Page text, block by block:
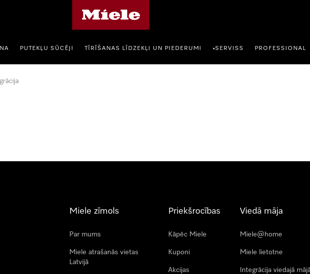
PUTEKĻU SŪCĒJI TĪRĪŠANAS LĪDZEKĻI UN PIEDERUMI •SERVISS PROFESSIONAL
Miele zīmols
Par mums
Miele atrašanās vietas
Latvijā
Priekšrocības
Kāpēc Miele
Kuponi
Akcijas
Viedā māja
Miele@home
Miele lietotne
Integrācija viedajā